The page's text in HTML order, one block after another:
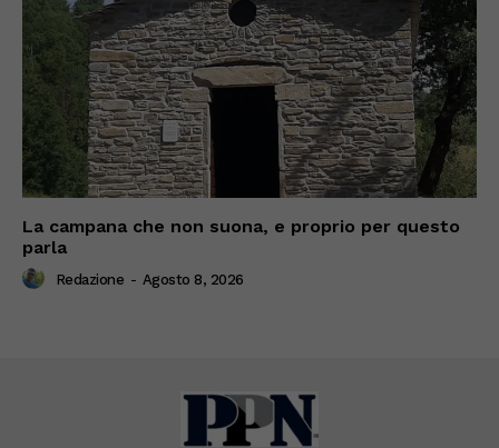
La campana che non suona, e proprio per questo
parla
Redazione - Agosto 8, 2026